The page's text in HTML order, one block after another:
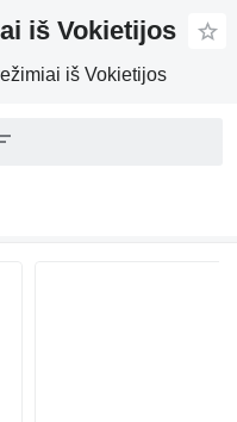
iš Vokietijos
iš Vokietijos